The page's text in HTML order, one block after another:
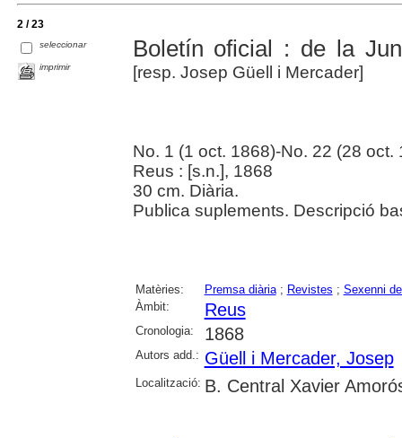
2 / 23
seleccionar
imprimir
Boletín oficial : de la
[resp. Josep Güell i Mercader]
No. 1 (1 oct. 1868)-No. 22 (28 oct.
Reus : [s.n.], 1868
30 cm. Diària.
Publica suplements. Descripció
Matèries: Premsa diària; Revistes ; Sexenni
Àmbit:
Reus
Cronologia: 1868
Autors add.: Güell i Mercader, Josep
Localització: B. Central Xavier